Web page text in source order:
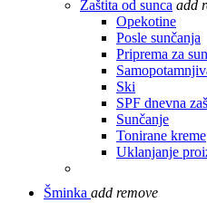
Zaštita od sunca add
Opekotine
Posle sunčanja
Priprema za
Ski
SPF dnevna
Sunčanje
Tonirane kreme
Uklanjanje
Šminka add remove